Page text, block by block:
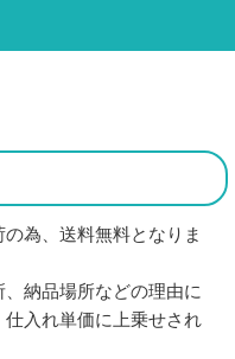
為、送料無料となりま
納品場所などの理由に
入れ単価に上乗せされ